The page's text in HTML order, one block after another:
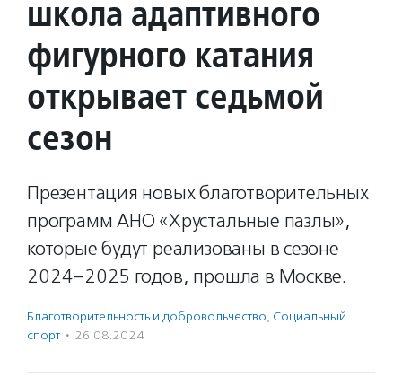
школа адаптивного
фигурного катания
открывает седьмой
сезон
Презентация новых благотворительных
программ АНО «Хрустальные пазлы»,
которые будут реализованы в сезоне
2024–2025 годов, прошла в Москве.
Благотвори­тель­ность и доброволь­чест­во, Социальный
спорт · 26.08.2024